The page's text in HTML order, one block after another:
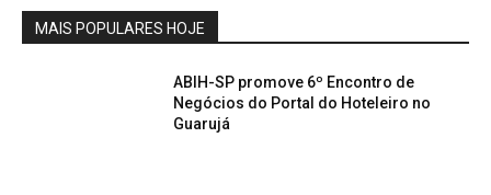
MAIS POPULARES HOJE
ABIH-SP promove 6º Encontro de
Negócios do Portal do Hoteleiro no
Guarujá